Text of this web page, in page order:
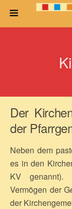
Der
der
Neben dem
es in den
KV genannt).
Vermögen der
der